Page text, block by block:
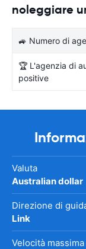
noleggiare
🚙 Numero di
🏆 L'agenzia di
positive
Valuta
Australian dollar
Direzione di
Link
Velocità